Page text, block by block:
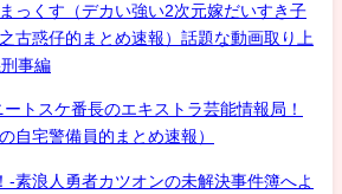
っくす（デカい強い2次元嫁だいすき子
古惑仔的まとめ速報）話題な動画取り上
事編
トスケ番長のエキストラ芸能情報局！
自宅警備員的まとめ速報）
-素浪人勇者カツオンの未解決事件簿へよ